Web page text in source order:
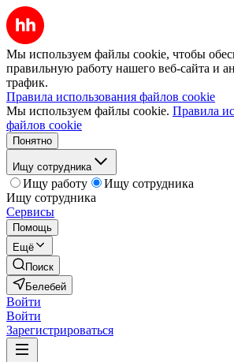
Мы используем файлы cookie, чтобы
правильную работу нашего веб-сайта и
трафик.
Правила использования файлов cookie
Мы используем файлы cookie. Правила
файлов cookie
Понятно
Ищу сотрудника
Ищу работу
Ищу сотрудника
Ищу сотрудника
Сервисы
Помощь
Ещё
Поиск
Белебей
Войти
Войти
Зарегистрироваться